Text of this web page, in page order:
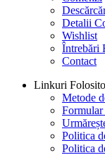
Detalii
Wishlist
Întrebări
Contact
Linkuri
Metode
Formular
Politica
Politica